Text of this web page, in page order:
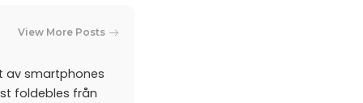
View More Posts
av smartphones
foldebles från